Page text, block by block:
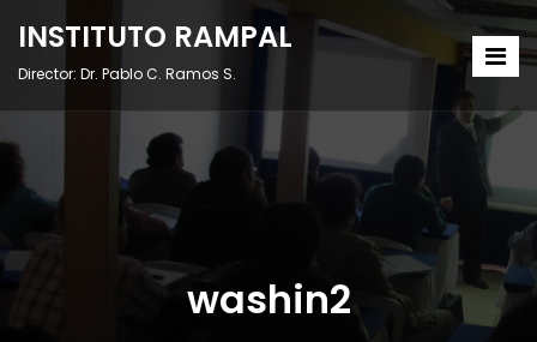
INSTITUTO RAMPAL
Director: Dr. Pablo C. Ramos S.
washin2